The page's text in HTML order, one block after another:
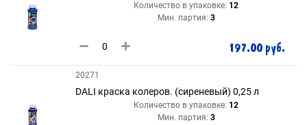
Количество в упаковке: 12
Мин. партия: 3
197.00 руб.
20271
DALI краска колеров. (сиреневый) 0,25 л
Количество в упаковке: 12
Мин. партия: 3